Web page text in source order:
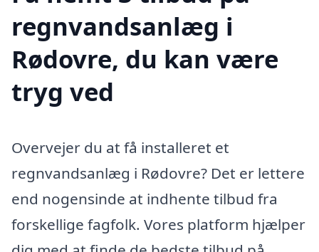
regnvandsanlæg i
Rødovre, du kan være
tryg ved
Overvejer du at få installeret et
regnvandsanlæg i Rødovre? Det er lettere
end nogensinde at indhente tilbud fra
forskellige fagfolk. Vores platform hjælper